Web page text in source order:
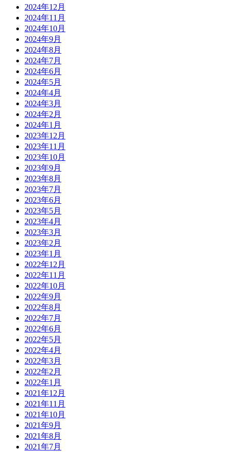
2024年12月
2024年11月
2024年10月
2024年9月
2024年8月
2024年7月
2024年6月
2024年5月
2024年4月
2024年3月
2024年2月
2024年1月
2023年12月
2023年11月
2023年10月
2023年9月
2023年8月
2023年7月
2023年6月
2023年5月
2023年4月
2023年3月
2023年2月
2023年1月
2022年12月
2022年11月
2022年10月
2022年9月
2022年8月
2022年7月
2022年6月
2022年5月
2022年4月
2022年3月
2022年2月
2022年1月
2021年12月
2021年11月
2021年10月
2021年9月
2021年8月
2021年7月